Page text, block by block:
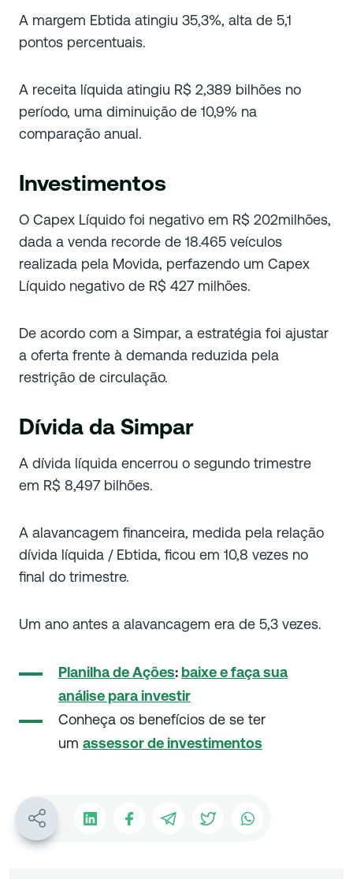
A margem Ebtida atingiu 35,3%, alta de 5,1
pontos percentuais.
A receita líquida atingiu R$ 2,389 bilhões no
período, uma diminuição de 10,9% na
comparação anual.
Investimentos
O Capex Líquido foi negativo em R$ 202milhões,
dada a venda recorde de 18.465 veículos
realizada pela Movida, perfazendo um Capex
Líquido negativo de R$ 427 milhões.
De acordo com a Simpar, a estratégia foi ajustar
a oferta frente à demanda reduzida pela
restrição de circulação.
Dívida da Simpar
A dívida líquida encerrou o segundo trimestre
em R$ 8,497 bilhões.
A alavancagem financeira, medida pela relação
dívida líquida / Ebtida, ficou em 10,8 vezes no
final do trimestre.
Um ano antes a alavancagem era de 5,3 vezes.
Planilha de Ações: baixe e faça sua
análise para investir
Conheça os benefícios de se ter
um assessor de investimentos